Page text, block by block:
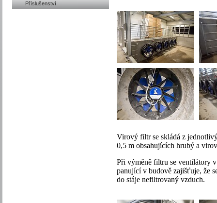
Příslušenství
Virový filtr se skládá z
0,5 m obsahujících hrubý a
Při výměně filtru se ventilátory
panující v budově zajišťuje, že
do stáje nefiltrovaný vzduch.